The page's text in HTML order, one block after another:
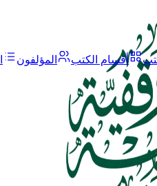
أقسام الكتب المؤلفون